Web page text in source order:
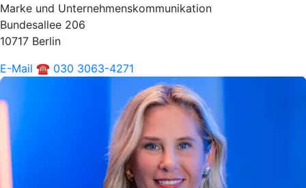
Marke und Unternehmenskommunikation
Bundesallee 206
10717 Berlin
E-Mail ☎ 030 3063-4271